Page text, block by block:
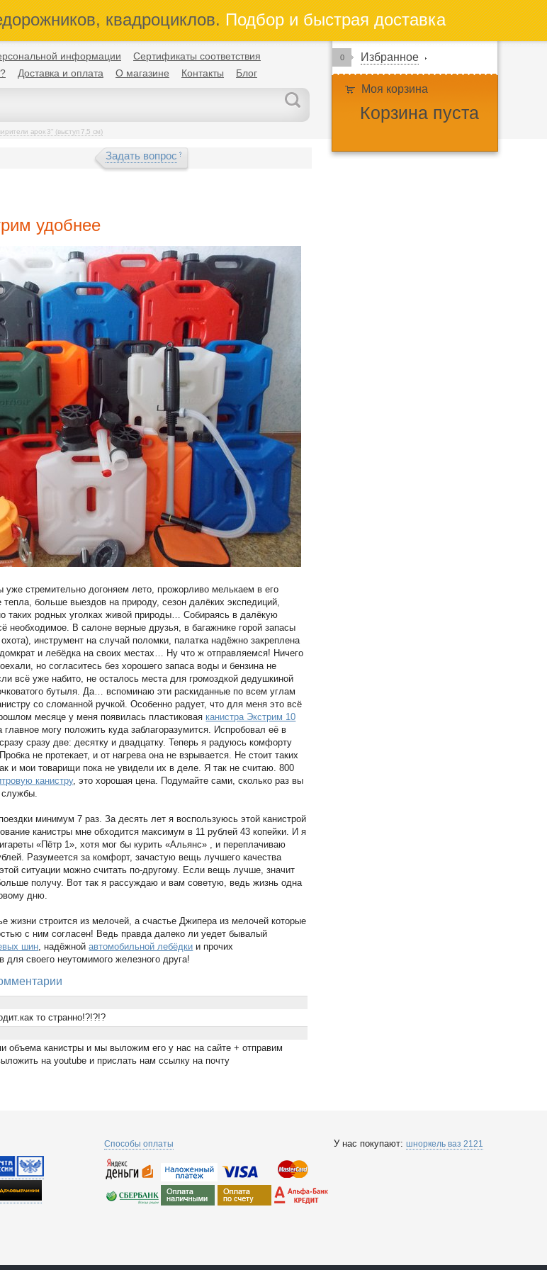
квадроциклов.Подбор и быстрая доставка
информации
Сертификаты соответствия
Доставка и оплата О магазине Контакты Блог
арок 3" (выступ 7,5 см)
0 Избранное
Моя корзина
Корзина пуста
Задать вопрос
удобнее
уже стремительно догоняем лето, прожорливо мелькаем в его
больше выездов на природу, сезон далёких экспедиций,
таких родных уголках живой природы… Собираясь в далёкую
необходимое. В салоне верные друзья, в багажнике горой запасы
инструмент на случай поломки, палатка надёжно закреплена
и лебёдка на своих местах… Ну что ж отправляемся! Ничего
но согласитесь без хорошего запаса воды и бензина не
всё уже набито, не осталось места для громоздкой дедушкиной
бутыля. Да… вспоминаю эти раскиданные по всем углам
со сломанной ручкой. Особенно радует, что для меня это всё
месяце у меня появилась пластиковая канистра Экстрим 10
могу положить куда заблагоразумится. Испробовал её в
сразу две: десятку и двадцатку. Теперь я радуюсь комфорту
не протекает, и от нагрева она не взрывается. Не стоит таких
и мои товарищи пока не увидели их в деле. Я так не считаю. 800
канистру, это хорошая цена. Подумайте сами, сколько раз вы
службы.
минимум 7 раз. За десять лет я воспользуюсь этой канистрой
канистры мне обходится максимум в 11 рублей 43 копейки. И я
«Пётр 1», хотя мог бы курить «Альянс» , и переплачиваю
Разумеется за комфорт, зачастую вещь лучшего качества
ситуации можно считать по-другому. Если вещь лучше, значит
получу. Вот так я рассуждаю и вам советую, ведь жизнь одна
дню.
жизни строится из мелочей, а счастье Джипера из мелочей которые
с ним согласен! Ведь правда далеко ли уедет бывалый
шин, надёжнойавтомобильной лебёдки и прочих
для своего неутомимого железного друга!
то странно!?!?!?
объема канистры и мы выложим его у нас на сайте + отправим
на youtube и прислать нам ссылку на почту
Способы оплаты У нас покупают: шноркель ваз 2121